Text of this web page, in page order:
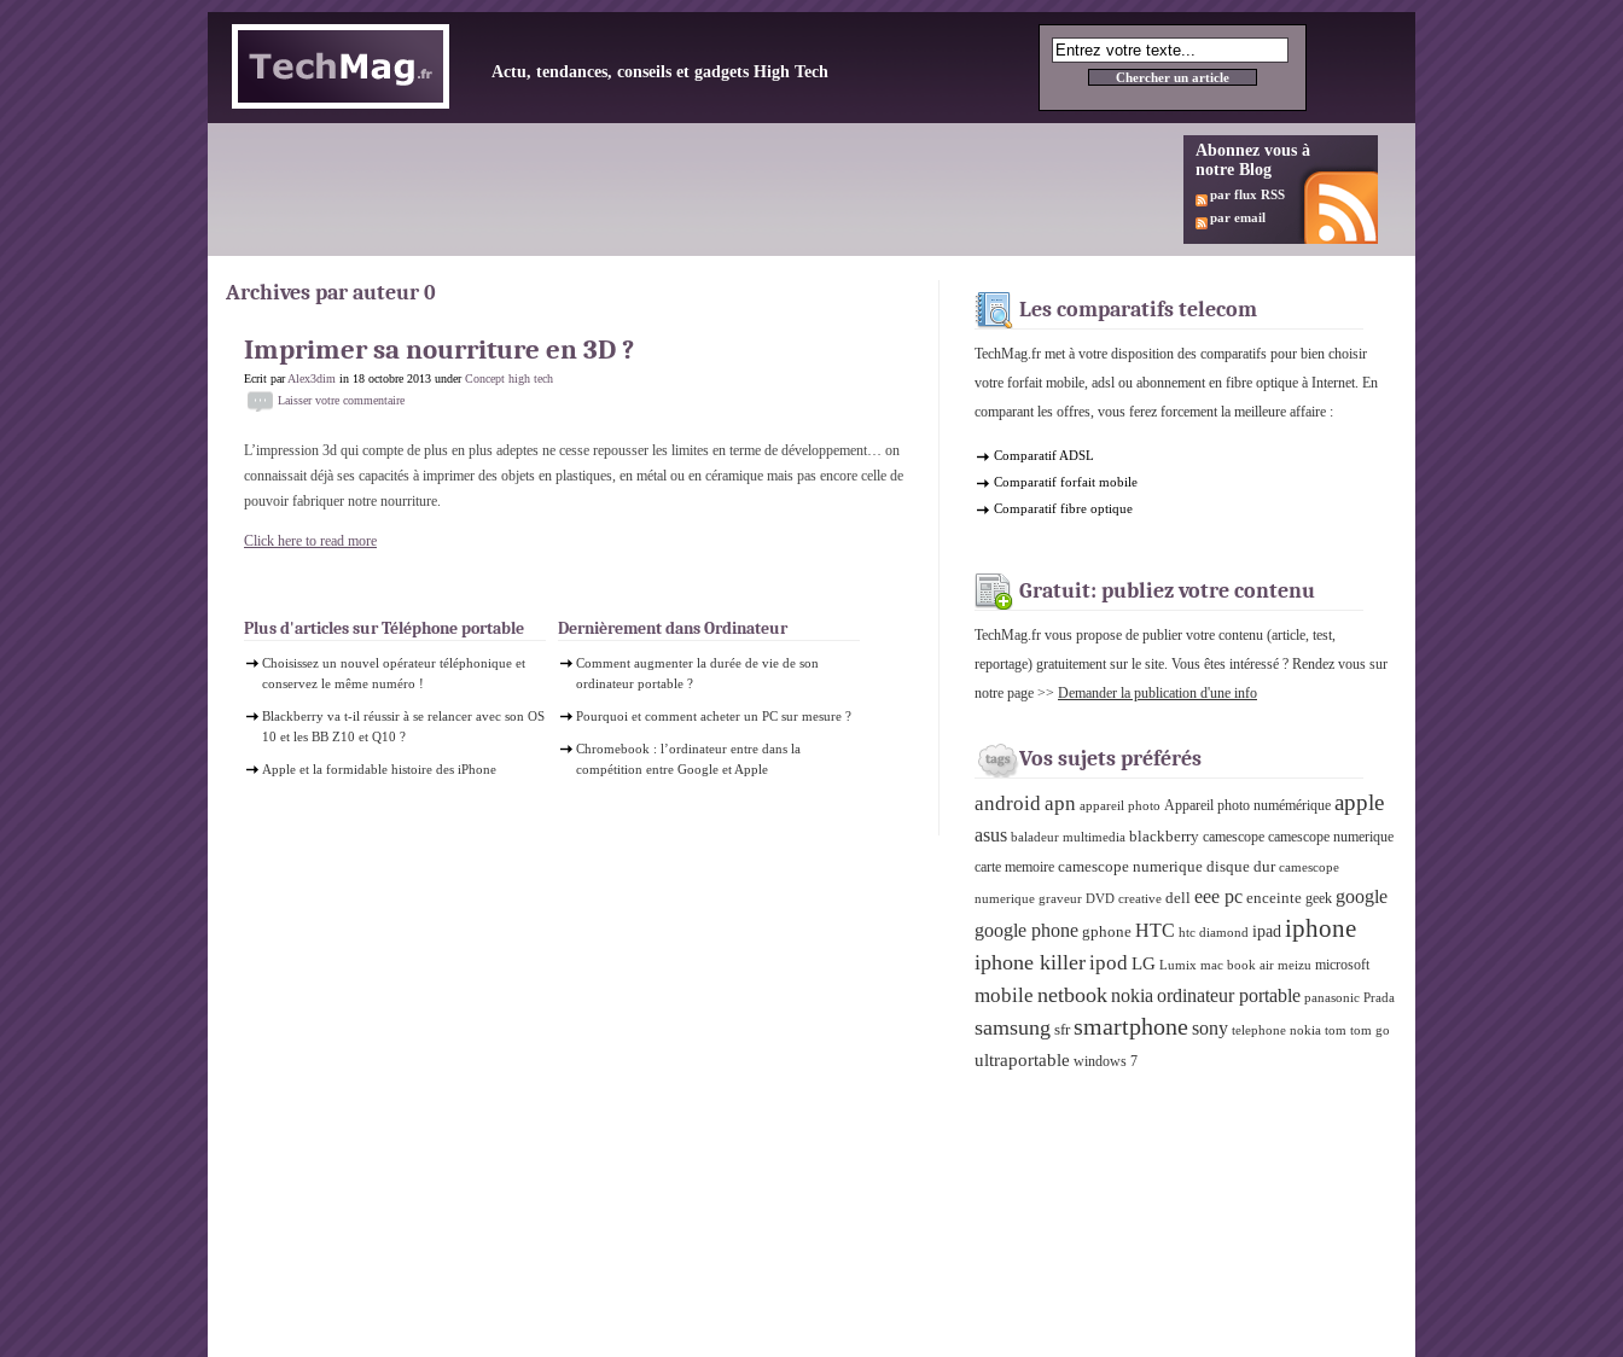
Actu, tendances, conseils et gadgets High Tech
Abonnez vous à
notre Blog
par flux RSS
par email
Archives par auteur 0
Imprimer sa nourriture en 3D ?
Ecrit parAlex3dim in 18 octobre 2013 underConcept high tech
Laisser votre commentaire
L’impression 3d qui compte de plus en plus adeptes ne cesse repousser les limites en terme de développement… on
connaissait déjà ses capacités à imprimer des objets en plastiques, en métal ou en céramique mais pas encore celle de
pouvoir fabriquer notre nourriture.
Click here to read more
Plus d'articles sur Téléphone portable
Choisissez un nouvel opérateur téléphonique et
conservez le même numéro !
Blackberry va t-il réussir à se relancer avec son OS
10 et les BB Z10 et Q10 ?
Apple et la formidable histoire des iPhone
Dernièrement dans Ordinateur
Comment augmenter la durée de vie de son
ordinateur portable ?
Pourquoi et comment acheter un PC sur mesure ?
Chromebook : l’ordinateur entre dans la
compétition entre Google et Apple
Les comparatifs telecom
TechMag.fr met à votre disposition des comparatifs pour bien choisir
votre forfait mobile, adsl ou abonnement en fibre optique à Internet. En
comparant les offres, vous ferez forcement la meilleure affaire :
Comparatif ADSL
Comparatif forfait mobile
Comparatif fibre optique
Gratuit: publiez votre contenu
TechMag.fr vous propose de publier votre contenu (article, test,
reportage) gratuitement sur le site. Vous êtes intéressé ? Rendez vous sur
notre page >> Demander la publication d'une info
Vos sujets préférés
androidapn appareil photo Appareil photo numémérique apple
asus baladeur multimedia blackberry camescope camescope numerique
carte memoire camescope numerique disque dur camescope
numerique graveur DVD creative dell eee pc enceinte geek google
google phone gphone HTC htc diamond ipad iphone
iphone killeripodLG Lumix mac book air meizu microsoft
mobile netbooknokiaordinateur portable panasonic Prada
samsung sfr smartphonesony telephone nokia tom tom go
ultraportable windows 7